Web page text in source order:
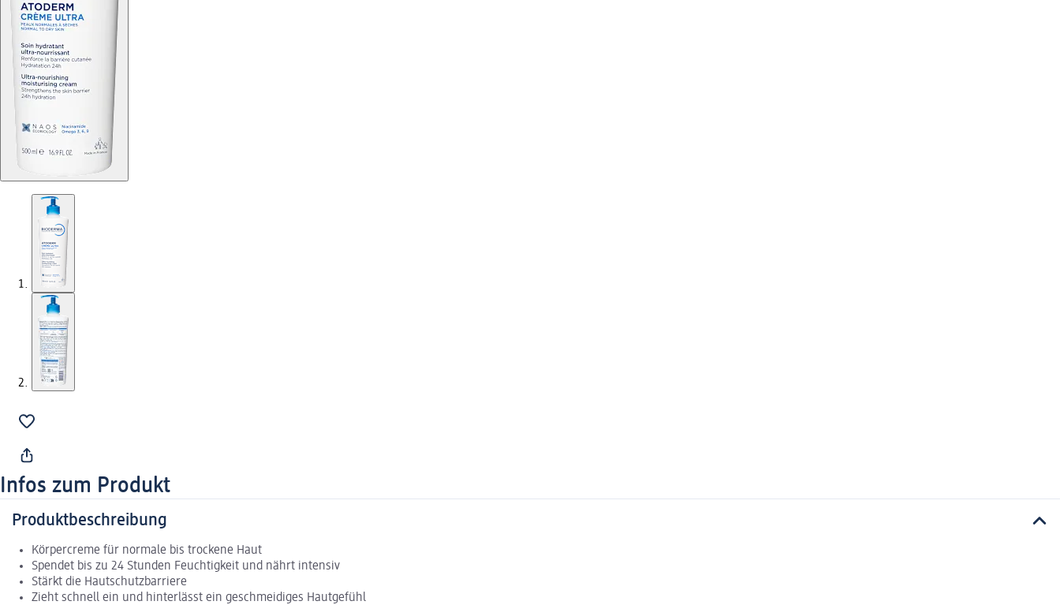
Infos zum Produkt
Produktbeschreibung
Körpercreme für normale bis trockene Haut
Spendet bis zu 24 Stunden Feuchtigkeit und nährt intensiv
Stärkt die Hautschutzbarriere
Zieht schnell ein und hinterlässt ein geschmeidiges Hautgefühl